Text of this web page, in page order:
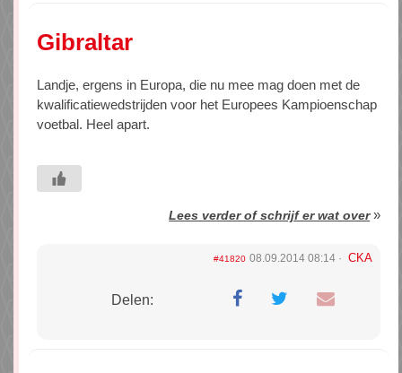
Gibraltar
Landje, ergens in Europa, die nu mee mag doen met de
kwalificatiewedstrijden voor het Europees Kampioenschap
voetbal. Heel apart.
Lees verder of schrijf er wat over»
#41820 08.09.2014 08:14 CKA
Delen: